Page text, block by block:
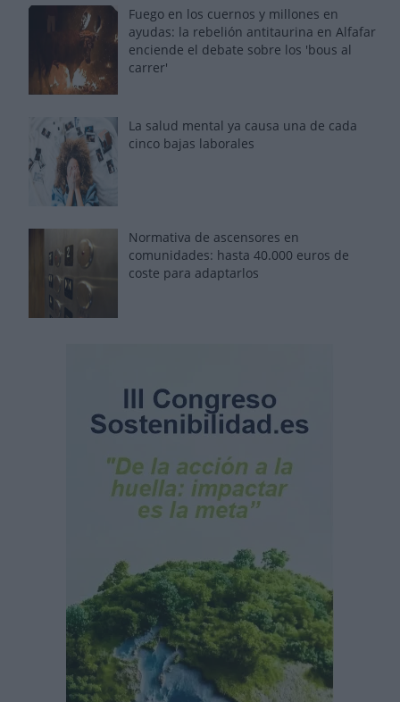
Fuego en los cuernos y millones en
ayudas: la rebelión antitaurina en Alfafar
enciende el debate sobre los 'bous al
carrer'
La salud mental ya causa una de cada
cinco bajas laborales
Normativa de ascensores en
comunidades: hasta 40.000 euros de
coste para adaptarlos